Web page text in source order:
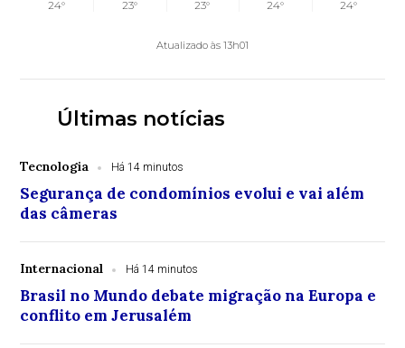
24°
23°
23°
24°
24°
Atualizado às 13h01
Últimas notícias
Tecnologia Há 14 minutos
Segurança de condomínios evolui e vai além
das câmeras
Internacional Há 14 minutos
Brasil no Mundo debate migração na Europa e
conflito em Jerusalém